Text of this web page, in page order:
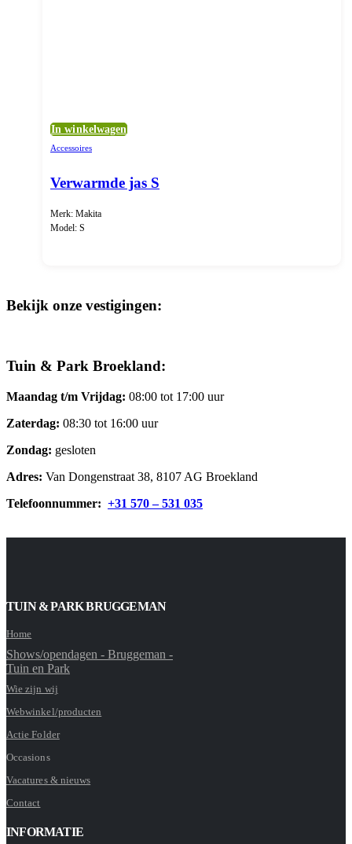
In winkelwagen
Accessoires
Verwarmde jas S
Merk: Makita
Model: S
Bekijk onze vestigingen:
Tuin & Park Broekland:
Maandag t/m Vrijdag: 08:00 tot 17:00 uur
Zaterdag: 08:30 tot 16:00 uur
Zondag: gesloten
Adres: Van Dongenstraat 38, 8107 AG Broekland
Telefoonnummer: +31 570 – 531 035
TUIN & PARK BRUGGEMAN
Home
Shows/opendagen - Bruggeman -
Tuin en Park
Wie zijn wij
Webwinkel/producten
Actie Folder
Occasions
Vacatures & nieuws
Contact
INFORMATIE